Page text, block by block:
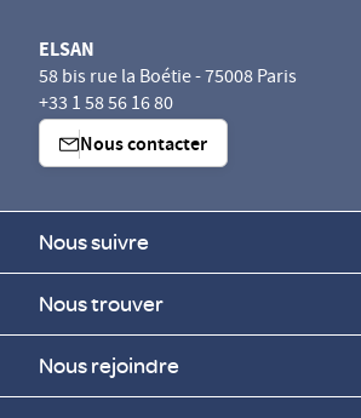
ELSAN
58 bis rue la Boétie - 75008 Paris
+33 1 58 56 16 80
Nous contacter
Nous suivre
Nous trouver
Nous rejoindre